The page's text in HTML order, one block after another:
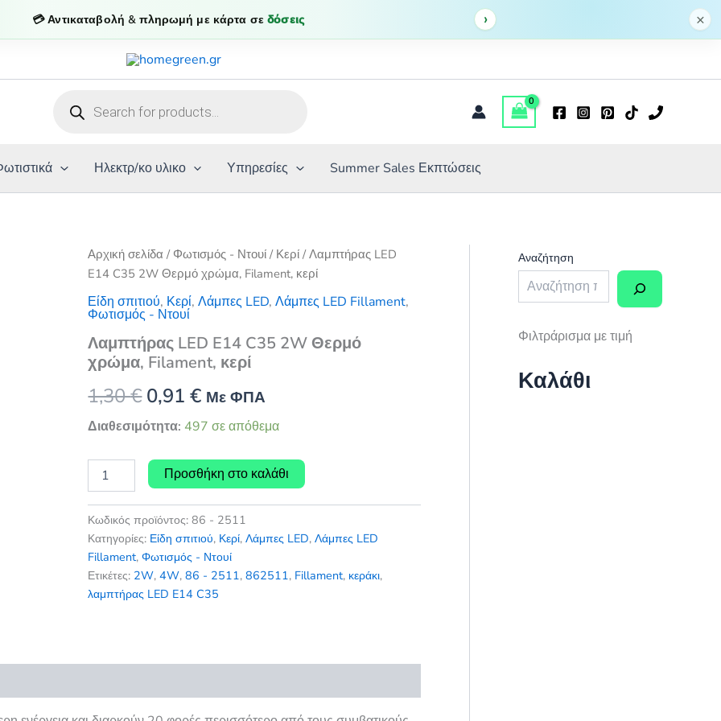
💳 Αντικαταβολή & πληρωμή με κάρτα σεδόσεις › ×
search
Ηλεκτρ/κο υλικο Υπηρεσίες Summer Sales Εκπτώσεις
Αρχική σελίδα / Φωτισμός - Ντουί / Κερί / Λαμπτήρας LED
E14 C35 2W Θερμό χρώμα, Filament, κερί
Είδη σπιτιού, Κερί,Λάμπες LED,Λάμπες LED Fillament,
Φωτισμός - Ντουί
Λαμπτήρας LED E14 C35 2W Θερμό
χρώμα, Filament, κερί
1,30€ Original
price
was:
1,30 €.
0,91€Η
τρέχουσα
τιμή
είναι:
0,91 €.
Με ΦΠΑ
Διαθεσιμότητα: 497 σε απόθεμα
LED
C35
Θερμό
χρώμα,
Filament,
κερί
Προσθήκη στο καλάθι
Κωδικός προϊόντος:86 - 2511
Κατηγορίες: Είδη σπιτιού, Κερί,Λάμπες LED,Λάμπες LED
Fillament,Φωτισμός - Ντουί
Ετικέτες: 2W,4W,86 - 2511,862511, Fillament, κεράκι,
λαμπτήρας LED E14 C35
Αναζήτηση
Φιλτράρισμα με τιμή
Καλάθι
0,91 €.
C35
2W
Θερμό
ποσότητα